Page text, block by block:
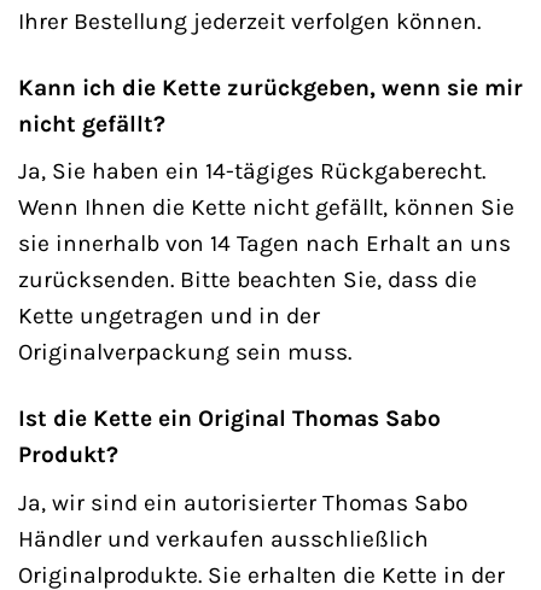
Ihrer Bestellung jederzeit verfolgen können.
Kann ich die Kette zurückgeben, wenn sie mir
nicht gefällt?
Ja, Sie haben ein 14-tägiges Rückgaberecht.
Wenn Ihnen die Kette nicht gefällt, können Sie
sie innerhalb von 14 Tagen nach Erhalt an uns
zurücksenden. Bitte beachten Sie, dass die
Kette ungetragen und in der
Originalverpackung sein muss.
Ist die Kette ein Original Thomas Sabo
Produkt?
Ja, wir sind ein autorisierter Thomas Sabo
Händler und verkaufen ausschließlich
Originalprodukte. Sie erhalten die Kette in der